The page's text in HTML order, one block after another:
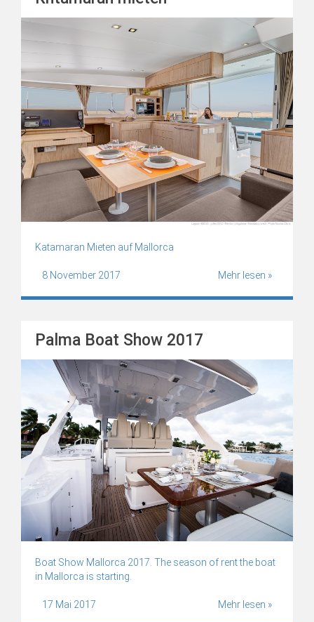
Katamaran Mieten auf Mallorca
8 November 2017 Mehr lesen »
Palma Boat Show 2017
Boat Show Mallorca 2017. The season of rent the boat
in Mallorca is starting.
17 Mai 2017 Mehr lesen »